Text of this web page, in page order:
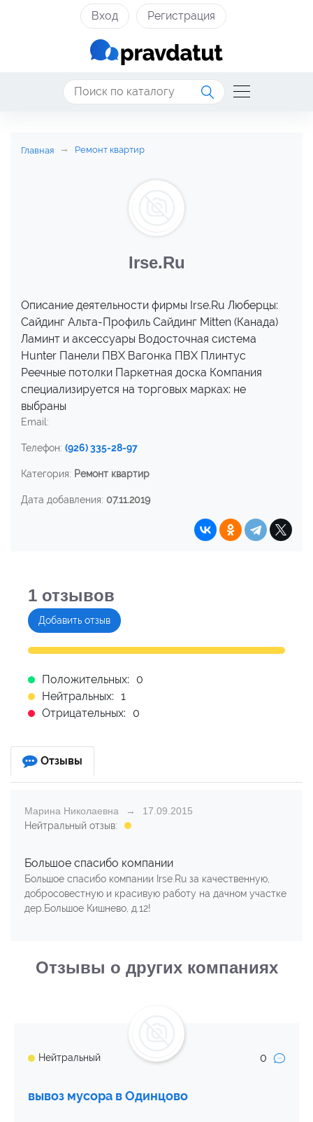
Вход Регистрация
Главная Ремонт квартир
Irse.Ru
Описание деятельности фирмы Irse.Ru Люберцы:
Сайдинг Альта-Профиль Сайдинг Mitten (Канада)
Ламинт и аксессуары Водосточная система
Hunter Панели ПВХ Вагонка ПВХ Плинтус
Реечные потолки Паркетная доска Компания
специализируется на торговых марках: не
выбраны
Email:
Телефон: (926) 335-28-97
Категория: Ремонт квартир
Дата добавления: 07.11.2019
1 отзывов
Добавить отзыв
Положительных:
0
Нейтральных: 1
Отрицательных:
0
Отзывы
Марина Николаевна
17.09.2015
Нейтральный отзыв:
Большое спасибо компании
Большое спасибо компании Irse.Ru за качественную,
добросовестную и красивую работу на дачном участке
дер.Большое Кишнево, д.12!
Отзывы о других компаниях
Нейтральный 0
вывоз мусора в Одинцово